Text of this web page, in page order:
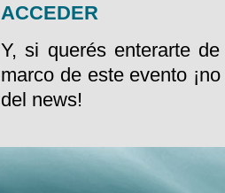
ACCEDER
Y, si querés enterarte
marco de este evento
del news!